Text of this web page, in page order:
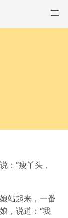
：“瘦丫头，
站起来，一番
，说道：“我